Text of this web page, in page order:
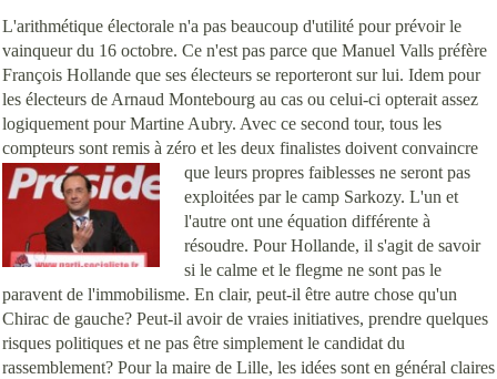
L'arithmétique électorale n'a pas beaucoup d'utilité pour prévoir le
vainqueur du 16 octobre. Ce n'est pas parce que Manuel Valls préfère
François Hollande que ses électeurs se reporteront sur lui. Idem pour
les électeurs de Arnaud Montebourg au cas ou celui-ci opterait assez
logiquement pour Martine Aubry. Avec ce second tour, tous les
compteurs sont remis à zéro et les deux finalistes doivent convaincre
que leurs propres faiblesses ne seront pas
exploitées par le camp Sarkozy. L'un et
l'autre ont une équation différente à
résoudre. Pour Hollande, il s'agit de savoir
si le calme et le flegme ne sont pas le
paravent de l'immobilisme. En clair, peut-il être autre chose qu'un
Chirac de gauche? Peut-il avoir de vraies initiatives, prendre quelques
risques politiques et ne pas être simplement le candidat du
rassemblement? Pour la maire de Lille, les idées sont en général claires